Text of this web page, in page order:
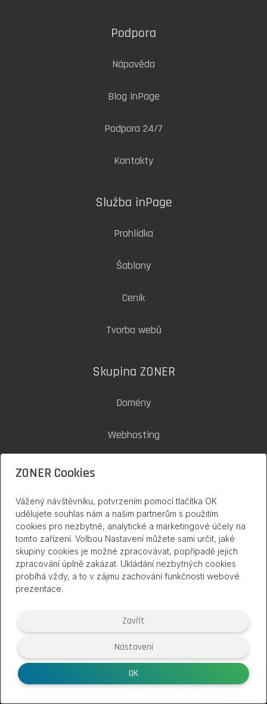
Podpora
Nápověda
Blog inPage
Podpora 24/7
Kontakty
Služba inPage
Prohlídka
Šablony
Ceník
Tvorba webů
Skupina ZONER
Domény
Webhosting
Zoner Cloud
inPage na internetu
(2007 – 2026) Službu inPage poskytuje společnost ZONER a.s. |
www.zoner.eu
Smluvní podmínky|Ochrana soukromí|Nastavení cookies
ZONER Cookies
Vážený návštěvníku, potvrzením pomocí tlačítka OK
udělujete souhlas nám a našim partnerům s použitím
cookies pro nezbytné, analytické a marketingové účely na
tomto zařízení. Volbou Nastavení můžete sami určit, jaké
skupiny cookies je možné zpracovávat, popřípadě jejich
zpracování úplně zakázat. Ukládání nezbytných cookies
probíhá vždy, a to v zájmu zachování funkčnosti webové
prezentace.
Zavřít
Nastavení
OK